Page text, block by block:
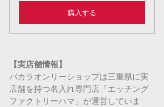
購入する
【実店舗情報】
バカラオンリーショップは三重県に実
店舗を持つ名入れ専門店「エッチング
ファクトリーハマ」が運営していま